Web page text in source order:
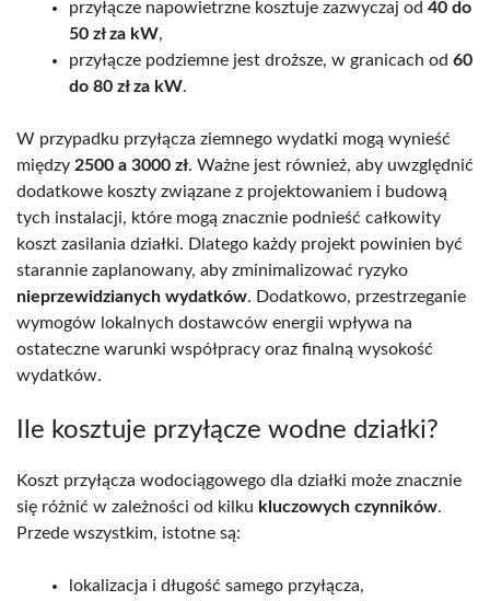
przyłącze napowietrzne kosztuje zazwyczaj od 40 do
50 zł za kW,
przyłącze podziemne jest droższe, w granicach od 60
do 80 zł za kW.
W przypadku przyłącza ziemnego wydatki mogą wynieść
między 2500 a 3000 zł. Ważne jest również, aby uwzględnić
dodatkowe koszty związane z projektowaniem i budową
tych instalacji, które mogą znacznie podnieść całkowity
koszt zasilania działki. Dlatego każdy projekt powinien być
starannie zaplanowany, aby zminimalizować ryzyko
nieprzewidzianych wydatków. Dodatkowo, przestrzeganie
wymogów lokalnych dostawców energii wpływa na
ostateczne warunki współpracy oraz finalną wysokość
wydatków.
Ile kosztuje przyłącze wodne działki?
Koszt przyłącza wodociągowego dla działki może znacznie
się różnić w zależności od kilku kluczowych czynników.
Przede wszystkim, istotne są:
lokalizacja i długość samego przyłącza,